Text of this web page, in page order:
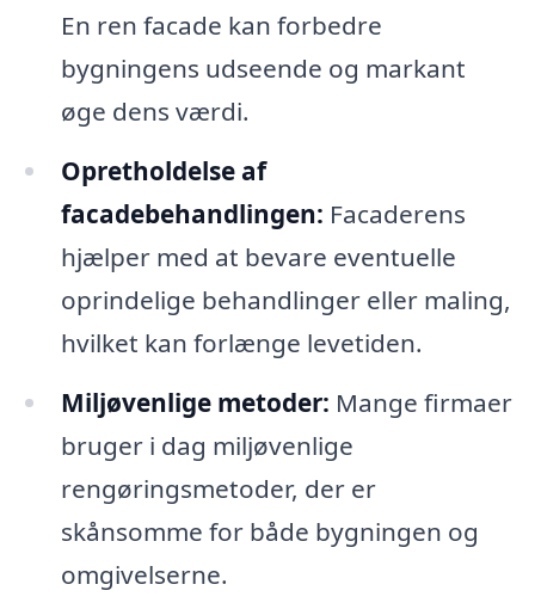
En ren facade kan forbedre
bygningens udseende og markant
øge dens værdi.
Opretholdelse af
facadebehandlingen: Facaderens
hjælper med at bevare eventuelle
oprindelige behandlinger eller maling,
hvilket kan forlænge levetiden.
Miljøvenlige metoder: Mange firmaer
bruger i dag miljøvenlige
rengøringsmetoder, der er
skånsomme for både bygningen og
omgivelserne.